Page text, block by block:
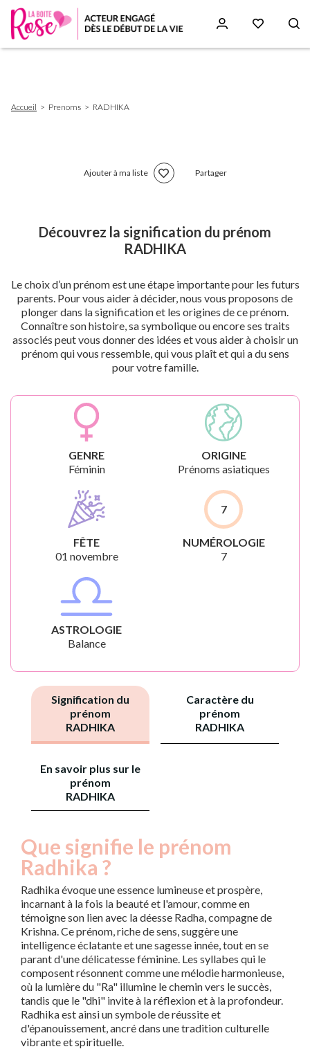
d'Ariane
Accueil Prenoms RADHIKA
Ajouter à ma liste Partager
Découvrez la signification du prénom
RADHIKA
Le choix d’un prénom est une étape importante pour les futurs
parents. Pour vous aider à décider, nous vous proposons de
plonger dans la signification et les origines de ce prénom.
Connaître son histoire, sa symbolique ou encore ses traits
associés peut vous donner des idées et vous aider à choisir un
prénom qui vous ressemble, qui vous plaît et qui a du sens
pour votre famille.
GENRE
Féminin
ORIGINE
Prénoms asiatiques
FÊTE
01 novembre
7
NUMÉROLOGIE
7
ASTROLOGIE
Balance
Signification du
prénom
RADHIKA
Caractère du
prénom
RADHIKA
En savoir plus sur le
prénom
RADHIKA
Que signifie le prénom
Radhika ?
Radhika évoque une essence lumineuse et prospère,
incarnant à la fois la beauté et l'amour, comme en
témoigne son lien avec la déesse Radha, compagne de
Krishna. Ce prénom, riche de sens, suggère une
intelligence éclatante et une sagesse innée, tout en se
parant d'une délicatesse féminine. Les syllabes qui le
composent résonnent comme une mélodie harmonieuse,
où la lumière du "Ra" illumine le chemin vers le succès,
tandis que le "dhi" invite à la réflexion et à la profondeur.
Radhika est ainsi un symbole de réussite et
d'épanouissement, ancré dans une tradition culturelle
vibrante et spirituelle.